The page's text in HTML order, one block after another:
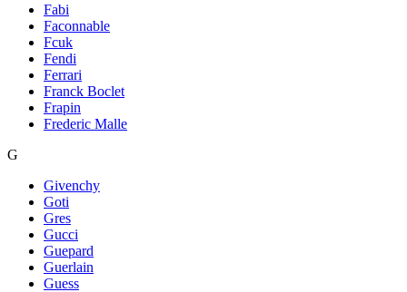
Fabi
Faconnable
Fcuk
Fendi
Ferrari
Franck Boclet
Frapin
Frederic Malle
G
Givenchy
Goti
Gres
Gucci
Guepard
Guerlain
Guess